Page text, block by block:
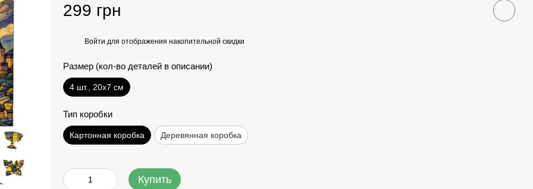
299 грн
Войти для отображения накопительной скидки
Размер (кол-во деталей в описании)
4 шт., 20х7 см
Тип коробки
Картонная коробка Деревянная коробка
Купить